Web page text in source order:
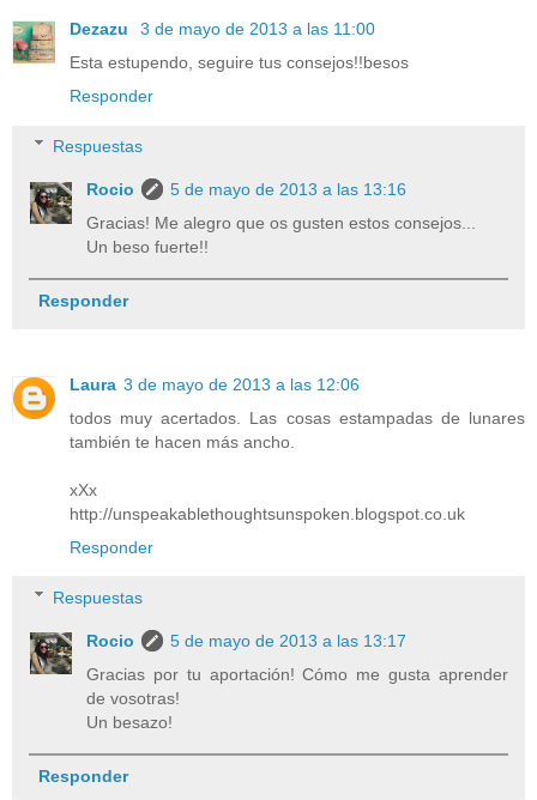
Dezazu
3 de mayo de 2013 a las 11:00
Esta estupendo, seguire tus consejos!!besos
Responder
Respuestas
Rocio
5 de mayo de 2013 a las 13:16
Gracias! Me alegro que os gusten estos consejos...
Un beso fuerte!!
Responder
Laura 3 de mayo de 2013 a las 12:06
todos muy acertados. Las cosas estampadas de lunares
también te hacen más ancho.
xXx
http://unspeakablethoughtsunspoken.blogspot.co.uk
Responder
Respuestas
Rocio
5 de mayo de 2013 a las 13:17
Gracias por tu aportación! Cómo me gusta aprender
de vosotras!
Un besazo!
Responder